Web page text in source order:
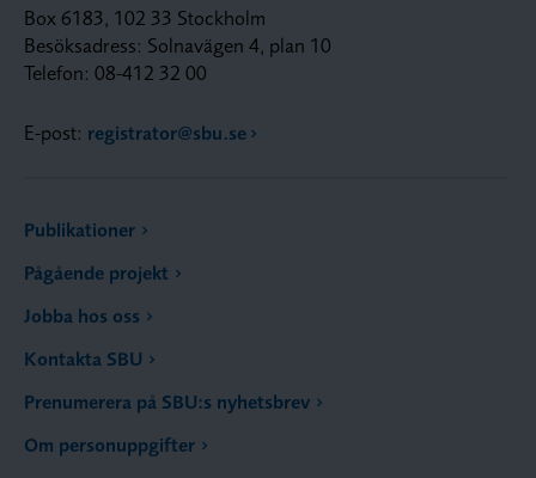
Box 6183, 102 33 Stockholm
Besöksadress: Solnavägen 4, plan 10
Telefon: 08-412 32 00
E-post: registrator@sbu.se
Publikationer
Pågående projekt
Jobba hos oss
Kontakta SBU
Prenumerera på SBU:s nyhetsbrev
Om personuppgifter